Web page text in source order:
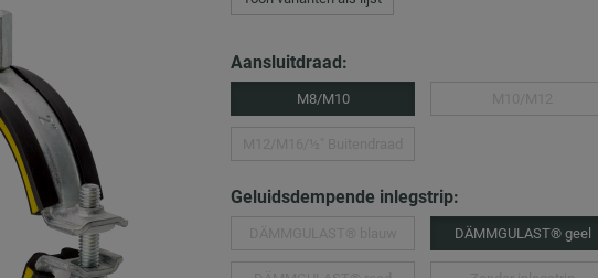
Aansluitdraad:
M8/M10
Geluidsdempende inlegstrip:
DÄMMGULAST® geel